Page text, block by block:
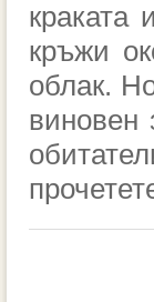
краката
кръжи
облак.
виновен